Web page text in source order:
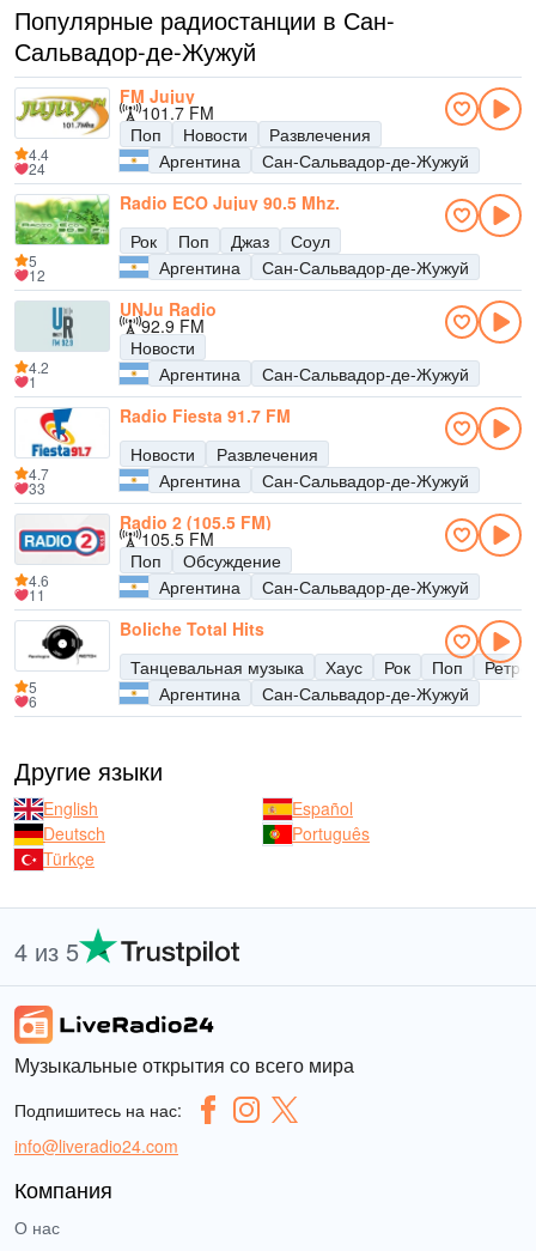
Популярные радиостанции в Сан-
Сальвадор-де-Жужуй
FM Jujuy
101.7 FM
Поп
Новости
Развлечения
Аргентина
Сан-Сальвадор-де-Жужуй
4.4
24
Radio ECO Jujuy 90.5 Mhz.
Рок
Поп Джаз
Соул
Аргентина
Сан-Сальвадор-де-Жужуй
5
12
UNJu Radio
92.9 FM
Новости
Аргентина
Сан-Сальвадор-де-Жужуй
4.2
1
Radio Fiesta 91.7 FM
Новости
Развлечения
Аргентина
Сан-Сальвадор-де-Жужуй
4.7
33
Radio 2 (105.5 FM)
105.5 FM
Поп
Обсуждение
Аргентина
Сан-Сальвадор-де-Жужуй
4.6
11
Boliche Total Hits
Танцевальная музыка
Хаус Рок Поп
Ретро
Аргентина
Сан-Сальвадор-де-Жужуй
5
6
Другие языки
English
Español
Deutsch
Português
Türkçe
4 из 5
Музыкальные открытия со всего мира
Подпишитесь на нас:
info@liveradio24.com
Компания
О нас